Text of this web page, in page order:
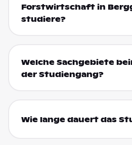
Forstwirtschaft in
studiere?
Welche Sachgebiete
der Studiengang?
Wie lange dauert das